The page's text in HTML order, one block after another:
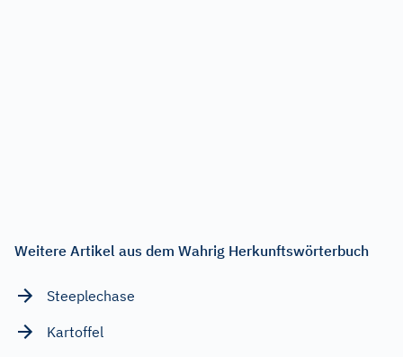
Weitere Artikel aus dem Wahrig Herkunftswörterbuch
Steeplechase
Kartoffel